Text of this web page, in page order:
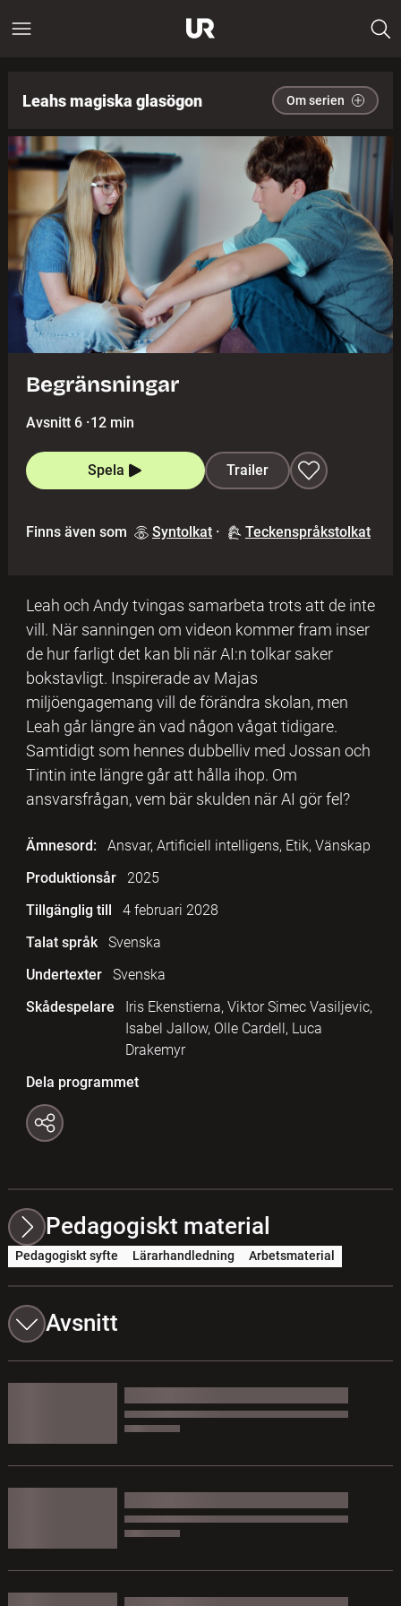
Leahs magiska glasögon Om serien
Begränsningar
Avsnitt 6 ·12 min
Spela Trailer
Finns även som Syntolkat · Teckenspråkstolkat
Leah och Andy tvingas samarbeta trots att de inte
vill. När sanningen om videon kommer fram inser
de hur farligt det kan bli när AI:n tolkar saker
bokstavligt. Inspirerade av Majas
miljöengagemang vill de förändra skolan, men
Leah går längre än vad någon vågat tidigare.
Samtidigt som hennes dubbelliv med Jossan och
Tintin inte längre går att hålla ihop. Om
ansvarsfrågan, vem bär skulden när AI gör fel?
Ämnesord:
Ansvar, Artificiell intelligens, Etik, Vänskap
Produktionsår
2025
Tillgänglig till
4 februari 2028
Talat språk
Svenska
Undertexter
Svenska
Skådespelare
Iris Ekenstierna, Viktor Simec Vasiljevic,
Isabel Jallow, Olle Cardell, Luca
Drakemyr
Dela programmet
Pedagogiskt material
Pedagogiskt syfte Lärarhandledning Arbetsmaterial
Avsnitt